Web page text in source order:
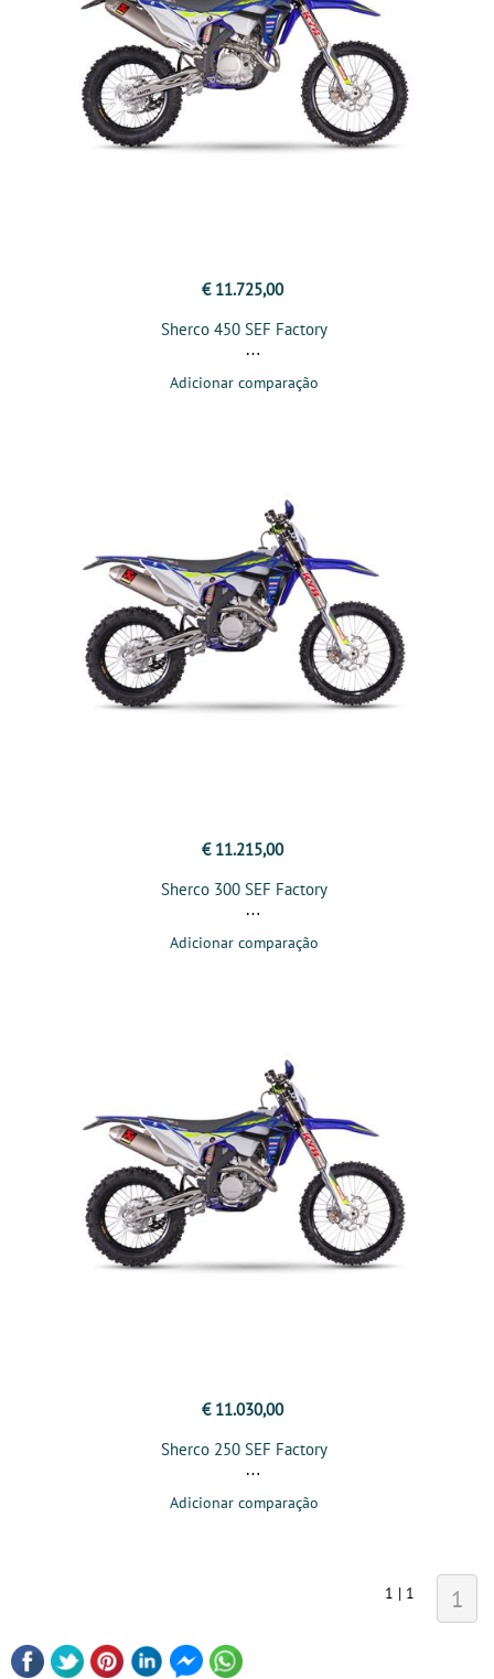
€ 11.725,00
Sherco 450 SEF Factory
Adicionar comparação
€ 11.215,00
Sherco 300 SEF Factory
Adicionar comparação
€ 11.030,00
Sherco 250 SEF Factory
Adicionar comparação
1 | 1 1